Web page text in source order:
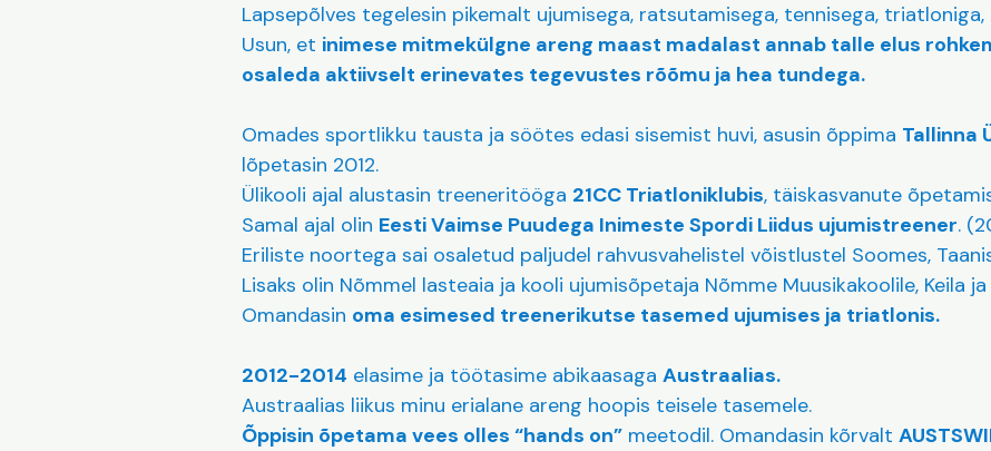
Lapsepõlves tegelesin pikemalt ujumisega, ratsutamisega, tennisega,
Usun, et inimese mitmekülgne areng maast madalast annab talle elus
osaleda aktiivselt erinevates tegevustes rõõmu ja hea tundega.
Omades sportlikku tausta ja söötes edasi sisemist huvi, asusin õppima Tallinna
lõpetasin 2012.
Ülikooli ajal alustasin treeneritööga 21CC Triatloniklubis, täiskasvanute
Samal ajal olin Eesti Vaimse Puudega Inimeste Spordi Liidus ujumistreener.
Eriliste noortega sai osaletud paljudel rahvusvahelistel võistlustel Soomes,
Lisaks olin Nõmmel lasteaia ja kooli ujumisõpetaja Nõmme Muusikakoolile, Keila
Omandasin oma esimesed treenerikutse tasemed ujumises ja triatlonis.
2012-2014 elasime ja töötasime abikaasaga Austraalias.
Austraalias liikus minu erialane areng hoopis teisele tasemele.
Õppisin õpetama vees olles “hands on”meetodil. Omandasin kõrvalt